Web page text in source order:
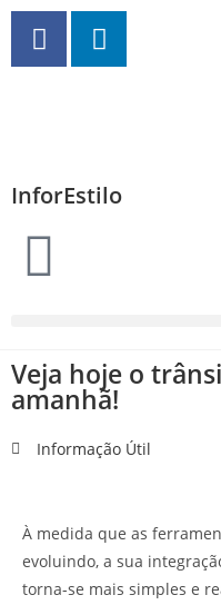
InforEstilo
Veja hoje o
amanhã!
Informação Útil
À medida que as
evoluindo, a sua
torna-se mais simples e